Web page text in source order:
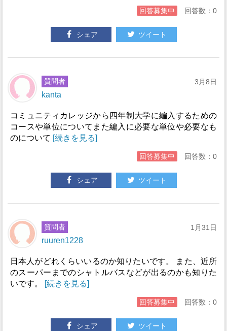
回答募集中 回答数：0
シェア ツイート
質問者
kanta
3月8日
コミュニティカレッジから四年制大学に編入するための
コースや単位についてまた編入に必要な単位や必要なも
のについて [続きを見る]
回答募集中 回答数：0
シェア ツイート
質問者
ruuren1228
1月31日
日本人がどれくらいいるのか知りたいです。 また、近所
のスーパーまでのシャトルバスなどが出るのかも知りた
いです。
[続きを見る]
回答募集中 回答数：0
シェア ツイート